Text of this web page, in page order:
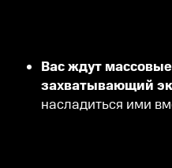
Вас ждут
захватывающий
насладиться ими